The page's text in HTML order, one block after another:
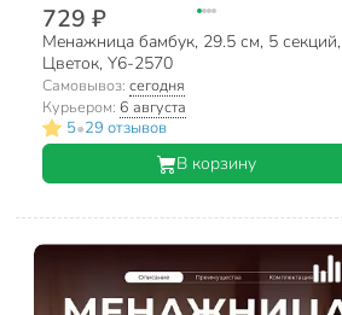
729 ₽
Менажница бамбук, 29.5 см, 5 секций,
Цветок, Y6-2570
Самовывоз: сегодня
Курьером: 6 августа
5•29 отзывов
В корзину